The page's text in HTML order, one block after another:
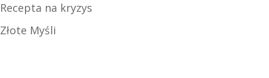
Recepta na kryzys
Złote Myśli